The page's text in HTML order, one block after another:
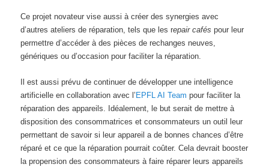
Ce projet novateur vise aussi à créer des synergies avec
d’autres ateliers de réparation, tels que les repair cafés pour leur
permettre d’accéder à des pièces de rechanges neuves,
génériques ou d’occasion pour faciliter la réparation.
Il est aussi prévu de continuer de développer une intelligence
artificielle en collaboration avec l’ EPFL AI Team pour faciliter la
réparation des appareils. Idéalement, le but serait de mettre à
disposition des consommatrices et consommateurs un outil leur
permettant de savoir si leur appareil a de bonnes chances d’être
réparé et ce que la réparation pourrait coûter. Cela devrait booster
la propension des consommateurs à faire réparer leurs appareils